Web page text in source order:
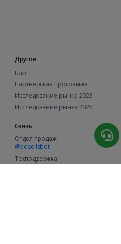
Другое
Блог
Партнерская программа
Исследование рынка 2023
Исследование рынка 2025
Связь
Отдел продаж
@adsellsbot
Техподдержка
@adsellme